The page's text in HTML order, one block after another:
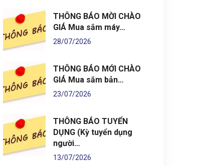
THÔNG BÁO MỜI CHÀO
GIÁ Mua sắm máy…
28/07/2026
THÔNG BÁO MỚI CHÀO
GIÁ Mua sắm bản…
23/07/2026
THÔNG BÁO TUYỂN
DỤNG (Kỳ tuyển dụng
người…
13/07/2026